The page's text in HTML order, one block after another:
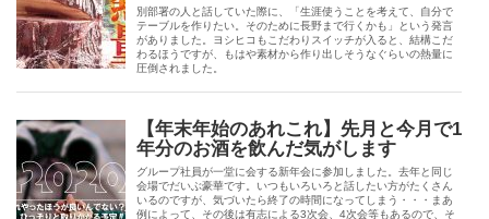
別部署の人と話していた際に、「生涯使うことを考えて、自分で
テーブルを作りたい。そのために長野まで行くかも」という発言
がありました。ヨシヒコもこだわりスイッチが入ると、結構こだ
わるほうですが、もはや素材から作り出しそうなぐらいの熱量に
圧倒されました。
【年末年始のあれこれ】先月と今月で1
年分のお酒を飲んだ気がします
グループ社員が一堂に会する新年会に参加しました。去年と同じ
会場でだいぶ豪華です。いつもいろいろと話したい方がたくさん
いるのですが、気づいたら終了の時間になってしまう・・・まあ
例によって、その後は有志による3次会、4次会等もあるので、そ